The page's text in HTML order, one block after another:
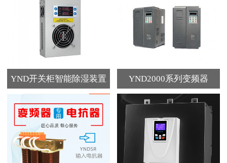
YND开关柜智能除湿装置 YND2000系列变频器